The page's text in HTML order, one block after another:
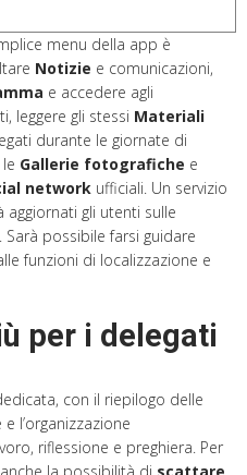
menu della app è
Notizie e comunicazioni,
e accedere agli
leggere gli stessi Materiali
durante le giornate di
Gallerie fotografiche e
network ufficiali. Un servizio
aggiornati gli utenti sulle
Sarà possibile farsi guidare
funzioni di localizzazione e
per i delegati
con il riepilogo delle
l’organizzazione
riflessione e preghiera. Per
la possibilità di scattare